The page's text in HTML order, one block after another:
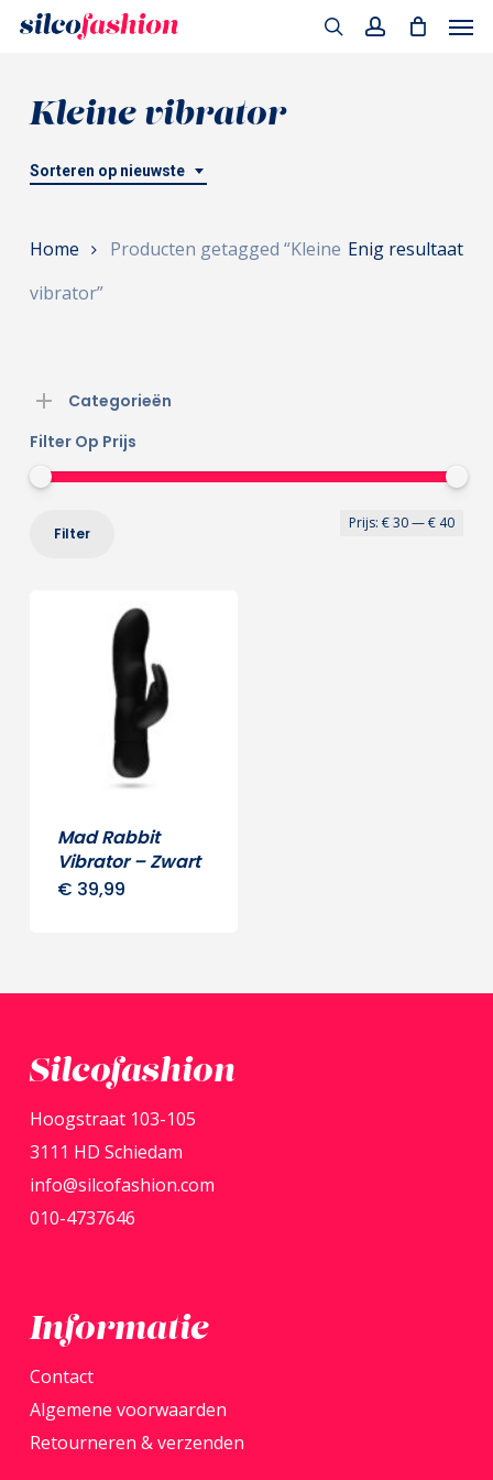
Skip
contentKleine vibrator
Sorteren op nieuwste
Enig resultaat
Home
Producten getagged “Kleine
vibrator”
Categorieën
Filter Op Prijs
Filter
Prijs:€ 30—€ 40
Mad Rabbit
Vibrator – Zwart
€ 39,99
Silcofashion
Hoogstraat 103-105
3111 HD Schiedam
info@silcofashion.com
010-4737646
Informatie
Contact
Algemene voorwaarden
Retourneren & verzenden